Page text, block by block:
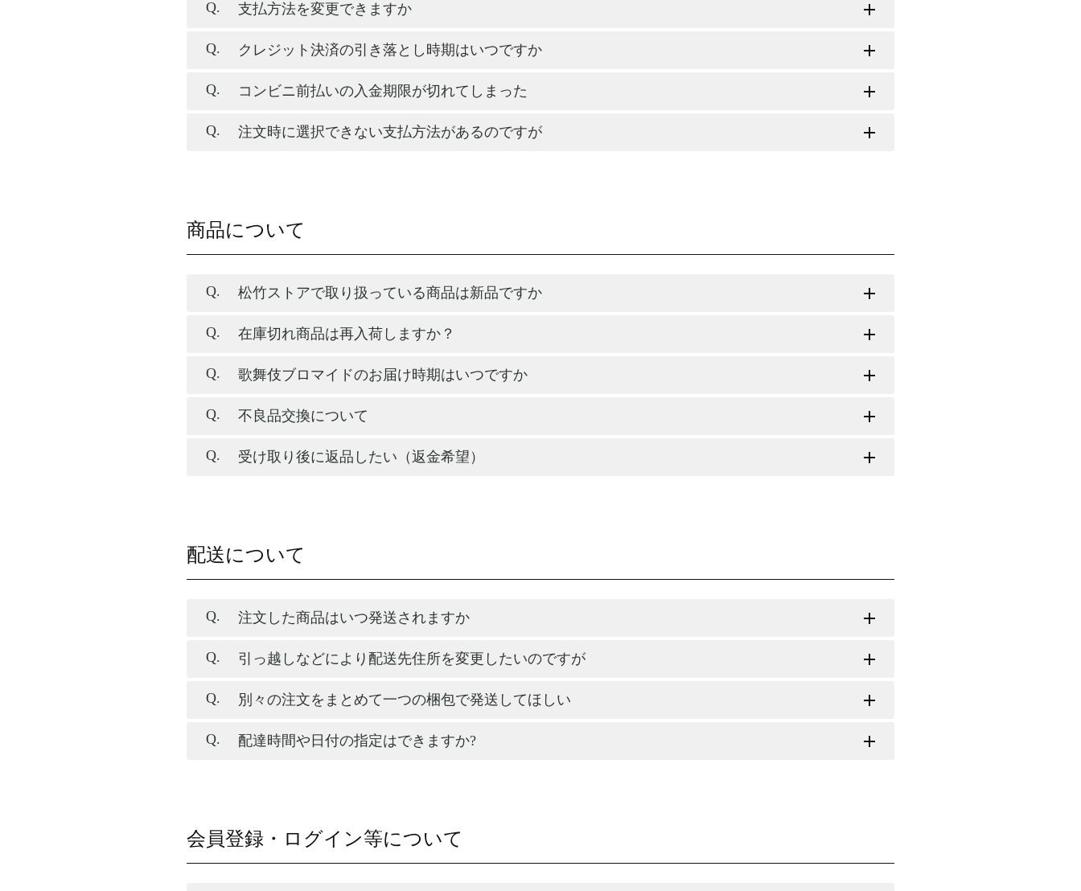
支払方法を変更できますか
クレジット決済の引き落とし時期はいつですか
コンビニ前払いの入金期限が切れてしまった
注文時に選択できない支払方法があるのですが
商品について
松竹ストアで取り扱っている商品は新品ですか
在庫切れ商品は再入荷しますか？
歌舞伎ブロマイドのお届け時期はいつですか
不良品交換について
受け取り後に返品したい（返金希望）
配送について
注文した商品はいつ発送されますか
引っ越しなどにより配送先住所を変更したいのですが
別々の注文をまとめて一つの梱包で発送してほしい
配達時間や日付の指定はできますか?
会員登録・ログイン等について